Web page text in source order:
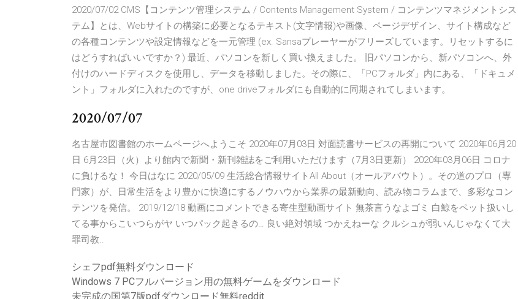
2020/07/02 CMS【コンテンツ管理システム / Contents Management System / コンテンツマネジメントシス
テム】とは、Webサイトの構築に必要となるテキスト(文字情報)や画像、ページデザイン、サイト構成など
の各種コンテンツや設定情報などを一元管理 (ex. Sansaプレーヤーがフリーズしています。リセットするに
はどうすればいいですか？) 最近、パソコンを新しく買い換えました。 旧パソコンから、新パソコンへ、外
付けのハードディスクを使用し、データを移動しました。その際に、「PCフォルダ」内にある、「ドキュメ
ント」フォルダに入れたのですが、one driveフォルダにも自動的に同期されてしまいます。
2020/07/07
名古屋市図書館のホームページへようこそ 2020年07月03日 対面読書サービスの再開について 2020年06月20
日 6月23日（火）より館内で新聞・新刊雑誌をご利用いただけます（7月3日更新） 2020年03月06日 コロナ
に負けるな！ 今日はなに 2020/05/09 生活総合情報サイトAll About（オールアバウト）。その道のプロ（専
門家）が、日常生活をより豊かに快適にするノウハウから業界の最新動向、読み物コラムまで、多彩なコン
テンツを発信。 2019/12/18 動画にコメントできる寄生型動画サイト 無茶言うなよゴミ 白鯨をペット扱いし
てる事からこいつらがヤ いつパック起きるの… 良い絶対領域 つかえねーな クルシュが弱いんじゃなくて大
罪司教..
シェフpdf無料ダウンロード
Windows 7 PCフルバージョン用の無料ゲームをダウンロード
未完成の国第7版pdfダウンロード無料reddit